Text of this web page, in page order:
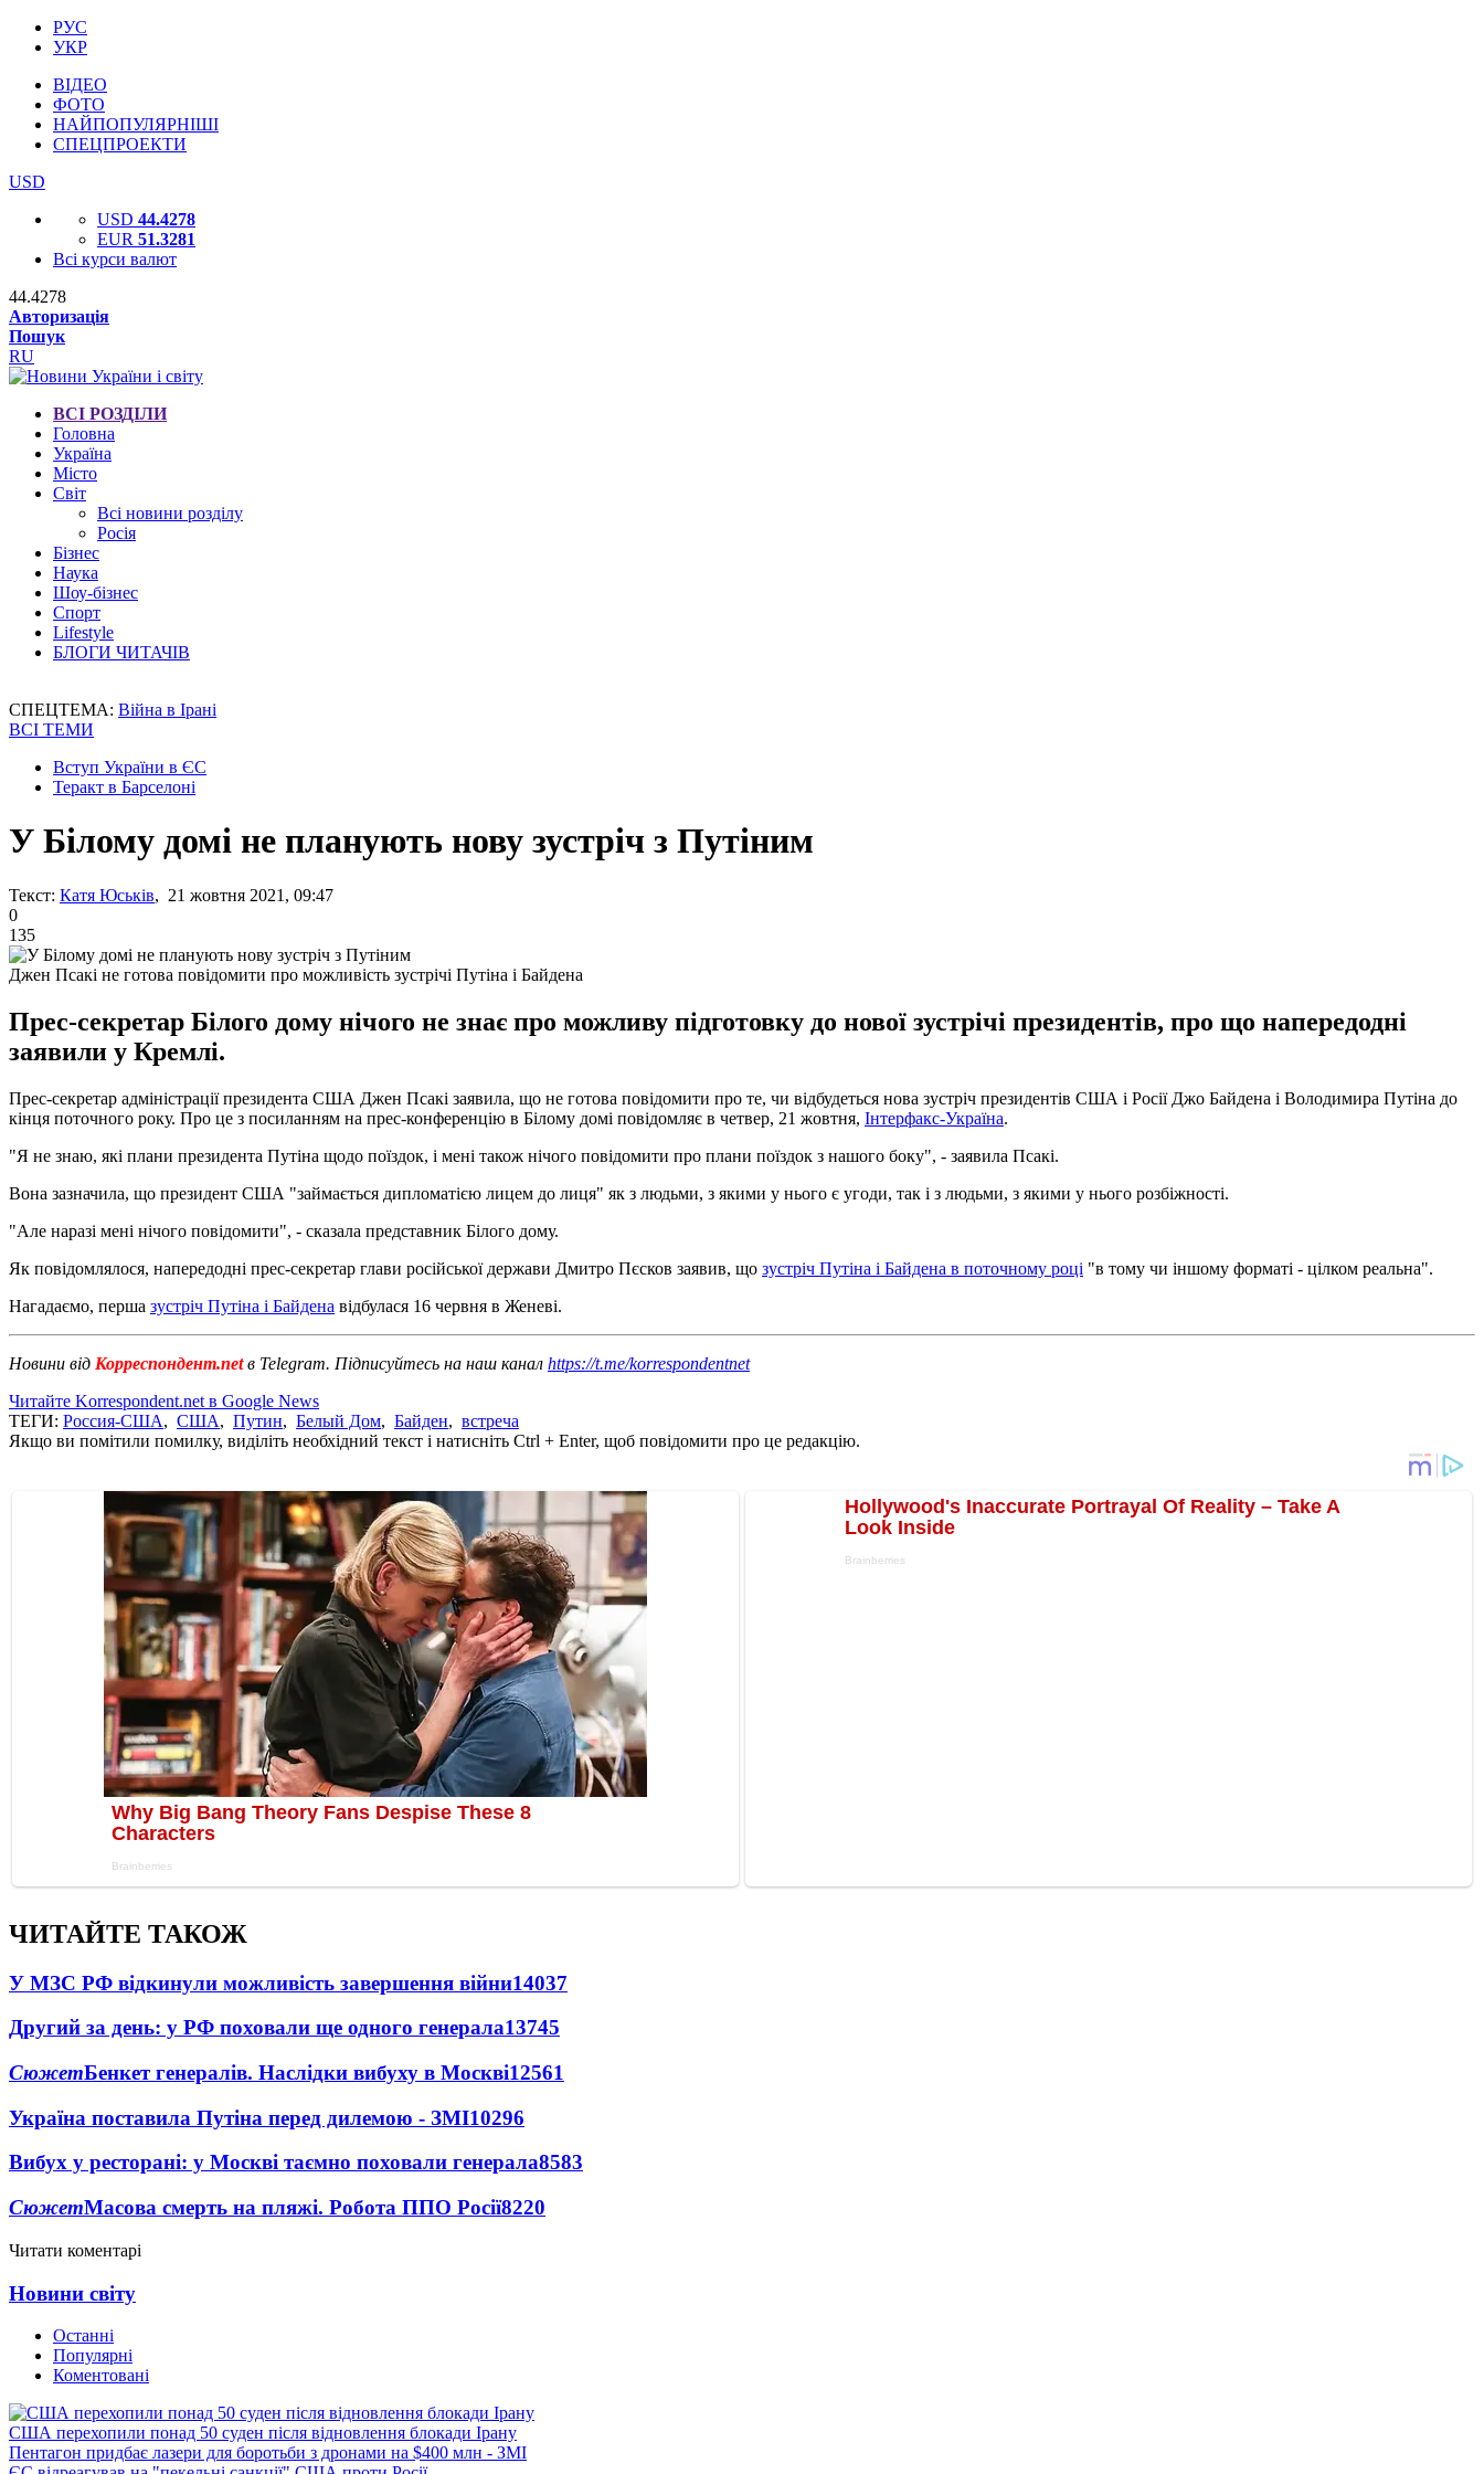
РУС
УКР
ВІДЕО
ФОТО
НАЙПОПУЛЯРНІШІ
СПЕЦПРОЕКТИ
USD
USD 44.4278
EUR 51.3281
Всі курси валют
44.4278
Авторизація
Пошук
RU
ВСІ РОЗДІЛИ
Головна
Україна
Місто
Світ
Всі новини розділу
Росія
Бізнес
Наука
Шоу-бізнес
Спорт
Lifestyle
БЛОГИ ЧИТАЧІВ
СПЕЦТЕМА: Війна в Ірані
ВСІ ТЕМИ
Вступ України в ЄС
Теракт в Барселоні
У Білому домі не планують нову зустріч з Путіним
Текст: Катя Юськів, 21 жовтня 2021, 09:47
0
135
Джен Псакі не готова повідомити про можливість зустрічі Путіна і Байдена
Прес-секретар Білого дому нічого не знає про можливу підготовку до нової зустрічі президентів, про що напередодні
заявили у Кремлі.
Прес-секретар адміністрації президента США Джен Псакі заявила, що не готова повідомити про те, чи відбудеться нова зустріч президентів США і Росії Джо Байдена і Володимира Путіна до
кінця поточного року. Про це з посиланням на прес-конференцію в Білому домі повідомляє в четвер, 21 жовтня, Інтерфакс-Україна.
"Я не знаю, які плани президента Путіна щодо поїздок, і мені також нічого повідомити про плани поїздок з нашого боку", - заявила Псакі.
Вона зазначила, що президент США "займається дипломатією лицем до лиця" як з людьми, з якими у нього є угоди, так і з людьми, з якими у нього розбіжності.
"Але наразі мені нічого повідомити", - сказала представник Білого дому.
Як повідомлялося, напередодні прес-секретар глави російської держави Дмитро Пєсков заявив, що зустріч Путіна і Байдена в поточному році "в тому чи іншому форматі - цілком реальна".
Нагадаємо, перша зустріч Путіна і Байдена відбулася 16 червня в Женеві.
Новини від Корреспондент.netв Telegram. Підписуйтесь на наш канал https://t.me/korrespondentnet
Читайте Korrespondent.net в Google News
ТЕГИ: Россия-США, США, Путин, Белый Дом, Байден, встреча
Якщо ви помітили помилку, виділіть необхідний текст і натисніть Ctrl + Enter, щоб повідомити про це редакцію.
ЧИТАЙТЕ ТАКОЖ
У МЗС РФ відкинули можливість завершення війни14037
Другий за день: у РФ поховали ще одного генерала13745
СюжетБенкет генералів. Наслідки вибуху в Москві12561
Україна поставила Путіна перед дилемою - ЗМІ10296
Вибух у ресторані: у Москві таємно поховали генерала8583
СюжетМасова смерть на пляжі. Робота ППО Росії8220
Читати коментарі
Новини світу
Останні
Популярні
Коментовані
США перехопили понад 50 суден після відновлення блокади Ірану
Пентагон придбає лазери для боротьби з дронами на $400 млн - ЗМІ